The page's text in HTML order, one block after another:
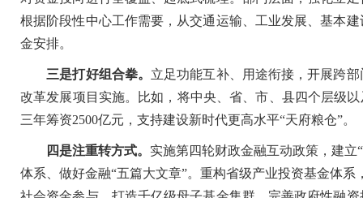
根据阶段性中心工作需要，从交通运输、工业发展、基本
金安排。
三是打好组合拳。 立足功能互补、用途衔接，开展跨
改革发展项目实施。比如，将中央、省、市、县四个层级
三年筹资2500亿元，支持建设新时代更高水平“天府粮仓”。
四是注重转方式。 实施第四轮财政金融互动政策，建立
体系、做好金融“五篇大文章”。重构省级产业投资基金体